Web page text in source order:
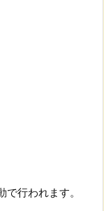
行われます。